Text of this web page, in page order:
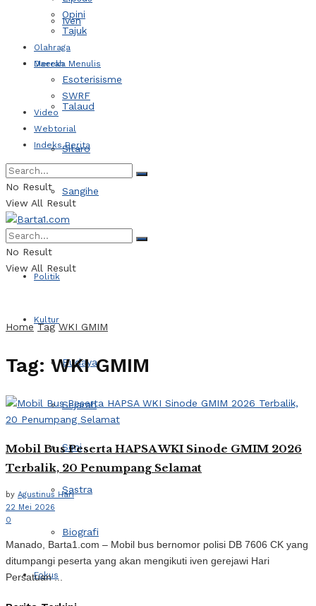
Iven
Daerah
Talaud
Sitaro
Sangihe
Politik
Kultur
Budaya
Sejarah
Seni
Sastra
Biografi
Fokus
Opini
Tajuk
Olahraga
Mereka Menulis
Esoterisisme
SWRF
Video
Webtorial
Indeks Berita
No Result
View All Result
No Result
View All Result
Home Tag WKI GMIM
Tag: WKI GMIM
Mobil Bus Peserta HAPSA WKI Sinode GMIM 2026
Terbalik, 20 Penumpang Selamat
by Agustinus Hari
22 Mei 2026
0
Manado, Barta1.com – Mobil bus bernomor polisi DB 7606 CK yang
ditumpangi peserta yang akan mengikuti iven gerejawi Hari
Persatuan ...